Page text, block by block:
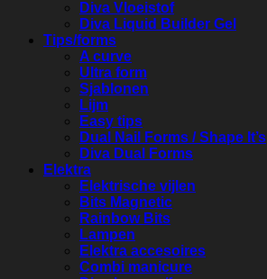
Diva Vloeistof
Diva Liquid Builder Gel
Tips/forms
A curve
Ultra form
Sjablonen
Lijm
Easy tips
Dual Nail Forms / Shape It’s
Diva Dual Forms
Elektra
Elektrische vijlen
Bits Magnetic
Rainbow Bits
Lampen
Elektra accesoires
Combi manicure